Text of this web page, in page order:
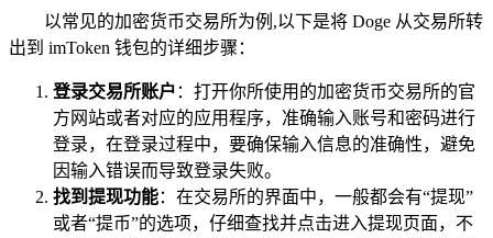
以常见的加密货币交易所为例,以下是将 Doge 从交易所转
出到 imToken 钱包的详细步骤：
登录交易所账户 ：打开你所使用的加密货币交易所的官
方网站或者对应的应用程序，准确输入账号和密码进行
登录，在登录过程中，要确保输入信息的准确性，避免
因输入错误而导致登录失败。
找到提现功能：在交易所的界面中，一般都会有“提现”
或者“提币”的选项，仔细查找并点击进入提现页面，不